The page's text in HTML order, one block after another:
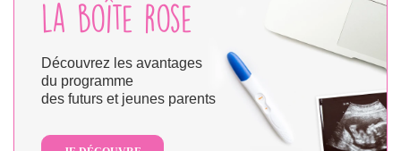
la boîte rose
Découvrez les avantages
du programme
des futurs et jeunes parents